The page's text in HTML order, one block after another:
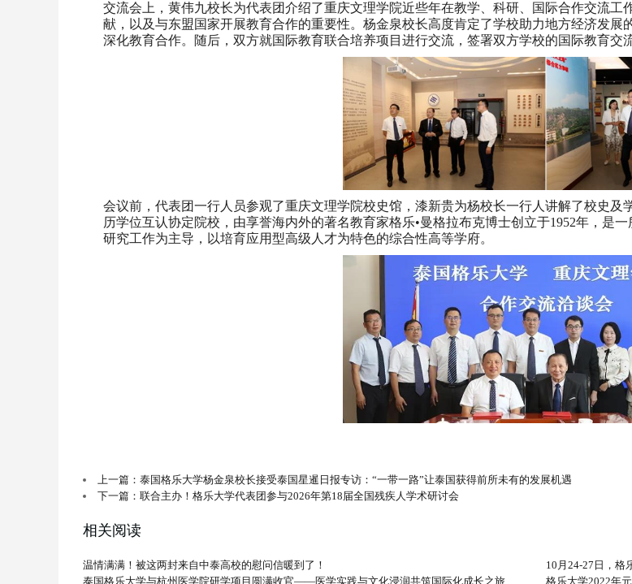
交流会上，黄伟九校长为代表团介绍了重庆文理学院近些年在教学、科研、国际合作交流
献，以及与东盟国家开展教育合作的重要性。杨金泉校长高度肯定了学校助力地方经济发
深化教育合作。随后，双方就国际教育联合培养项目进行交流，签署双方学校的国际教育交
会议前，代表团一行人员参观了重庆文理学院校史馆，漆新贵为杨校长一行人讲解了校史及
历学位互认协定院校，由享誉海内外的著名教育家格乐•曼格拉布克博士创立于1952年，是
研究工作为主导，以培育应用型高级人才为特色的综合性高等学府。
上一篇：泰国格乐大学杨金泉校长接受泰国星暹日报专访：“一带一路”让泰国获得前所未有的发展机遇
下一篇：联合主办！格乐大学代表团参与2026年第18届全国残疾人学术研讨会
相关阅读
温情满满！被这两封来自中泰高校的慰问信暖到了！
10月24-27日，格
泰国格乐大学与杭州医学院研学项目圆满收官——医学实践与文化浸润共筑国际化成长之旅
格乐大学2022年